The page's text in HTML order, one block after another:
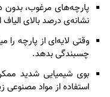
پارچه‌های مرغوب،
نشانه‌ی درصد بالای
وقتی لایه‌ای از پارچه
چسبندگی بدهد.
بوی شیمیایی شدید
استفاده از مواد مصنوعی